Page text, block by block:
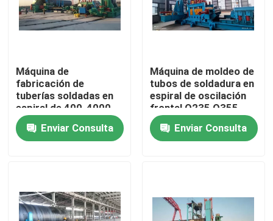
Recorrido por la fábrica
Contacta con nosotros
Solicitar una cita
Máquina de extrusión de alambre
Máquina de
fabricación de
tuberías soldadas en
espiral de 400-4000
mm / máquina de
molino de tubos
Enviar Consulta
Máquina de moldeo de
tubos de soldadura en
espiral de oscilación
frontal Q235 Q355
X60 X70 X80
Enviar Consulta